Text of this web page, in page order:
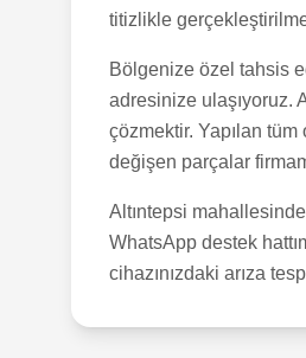
titizlikle
Bölgenize özel tahsis
adresinize ulaşıyoruz.
çözmektir. Yapılan
değişen parçalar
Altıntepsi
WhatsApp destek
cihazınızdaki arıza